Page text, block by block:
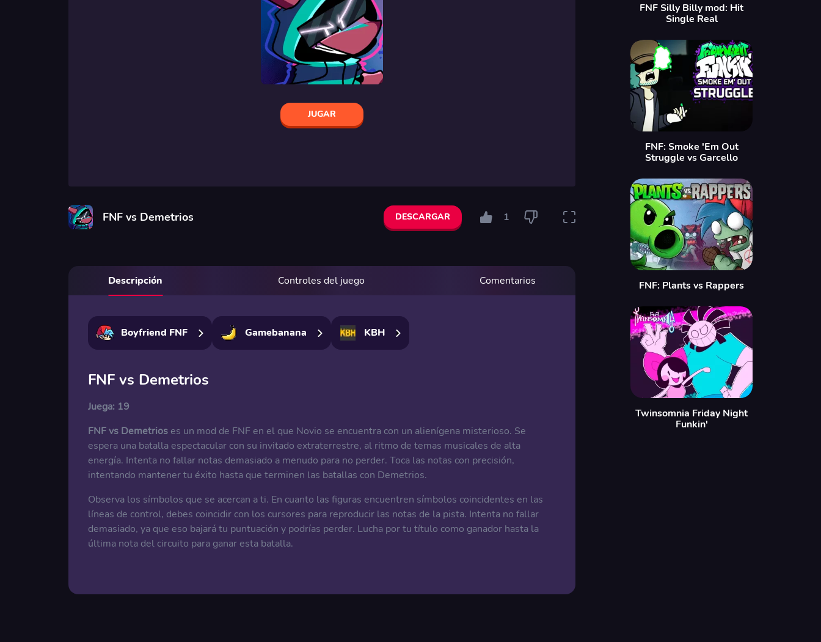
JUGAR
FNF vs Demetrios DESCARGAR 1
Descripción Controles del juego Comentarios
Boyfriend FNF Gamebanana KBH
FNF vs Demetrios
Juega: 19
FNF vs Demetrios es un mod de FNF en el que Novio se encuentra con un alienígena misterioso. Se
espera una batalla espectacular con su invitado extraterrestre, al ritmo de temas musicales de alta
energía. Intenta no fallar notas demasiado a menudo para no perder. Toca las notas con precisión,
intentando mantener tu éxito hasta que terminen las batallas con Demetrios.
Observa los símbolos que se acercan a ti. En cuanto las figuras encuentren símbolos coincidentes en las
líneas de control, debes coincidir con los cursores para reproducir las notas de la pista. Intenta no fallar
demasiado, ya que eso bajará tu puntuación y podrías perder. Lucha por tu título como ganador hasta la
última nota del circuito para ganar esta batalla.
FNF Silly Billy mod: Hit
Single Real
FNF: Smoke 'Em Out
Struggle vs Garcello
FNF: Plants vs Rappers
Twinsomnia Friday Night
Funkin'